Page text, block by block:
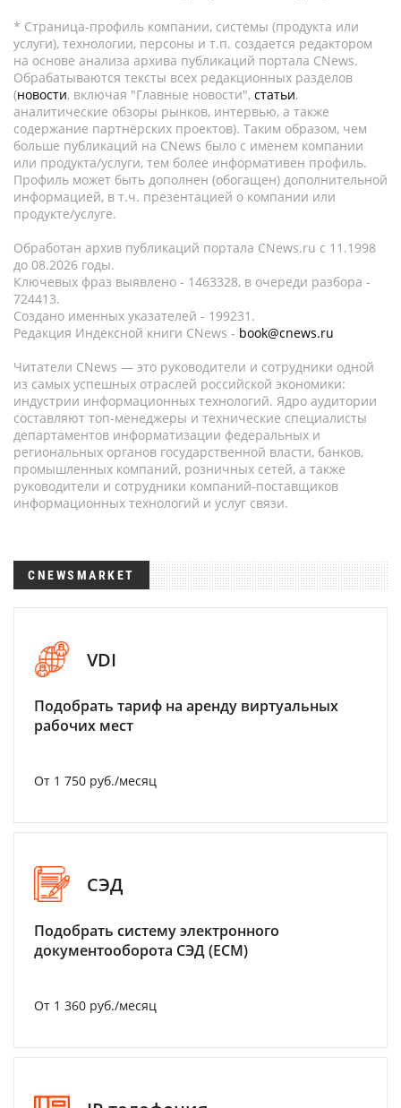
* Страница-профиль компании, системы (продукта или
услуги), технологии, персоны и т.п. создается редактором
на основе анализа архива публикаций портала CNews.
Обрабатываются тексты всех редакционных разделов
(новости, включая "Главные новости", статьи,
аналитические обзоры рынков, интервью, а также
содержание партнёрских проектов). Таким образом, чем
больше публикаций на CNews было с именем компании
или продукта/услуги, тем более информативен профиль.
Профиль может быть дополнен (обогащен) дополнительной
информацией, в т.ч. презентацией о компании или
продукте/услуге.
Обработан архив публикаций портала CNews.ru c 11.1998
до 08.2026 годы.
Ключевых фраз выявлено - 1463328, в очереди разбора -
724413.
Создано именных указателей - 199231.
Редакция Индексной книги CNews - book@cnews.ru
Читатели CNews — это руководители и сотрудники одной
из самых успешных отраслей российской экономики:
индустрии информационных технологий. Ядро аудитории
составляют топ-менеджеры и технические специалисты
департаментов информатизации федеральных и
региональных органов государственной власти, банков,
промышленных компаний, розничных сетей, а также
руководители и сотрудники компаний-поставщиков
информационных технологий и услуг связи.
CNEWSMARKET
VDI
Подобрать тариф на аренду виртуальных
рабочих мест
От 1 750 руб./месяц
СЭД
Подобрать систему электронного
документооборота СЭД (ECM)
От 1 360 руб./месяц